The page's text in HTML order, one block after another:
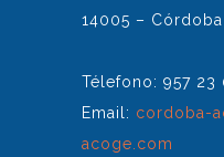
14005 – Córdoba
Télefono: 957 23
Email: cordoba-
acoge.com